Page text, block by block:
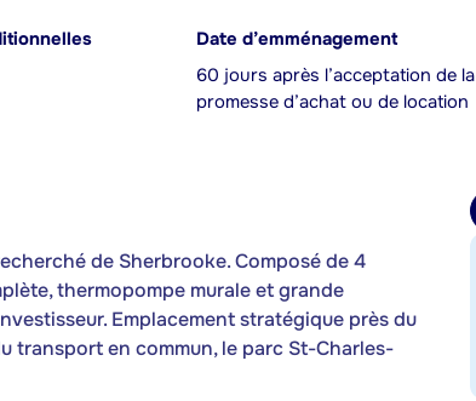
Date d’emménagement
60 jours après l’acceptation de la
promesse d’achat ou de location
de Sherbrooke. Composé de 4
thermopompe murale et grande
Emplacement stratégique près du
transport en commun, le parc St-Charles-